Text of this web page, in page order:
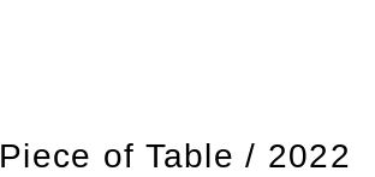
Piece of Table / 2022